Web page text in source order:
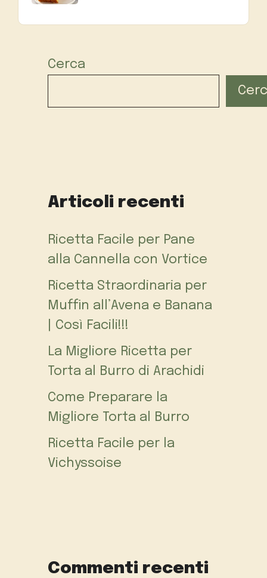
Cerca
Articoli recenti
Ricetta Facile per Pane
alla Cannella con Vortice
Ricetta Straordinaria per
Muffin all’Avena e Banana
| Così Facili!!!
La Migliore Ricetta per
Torta al Burro di Arachidi
Come Preparare la
Migliore Torta al Burro
Ricetta Facile per la
Vichyssoise
Commenti recenti